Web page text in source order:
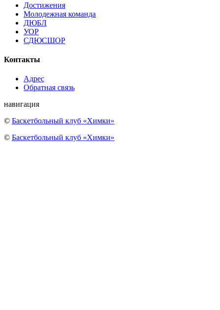
Достижения
Молодежная команда
ДЮБЛ
УОР
СДЮСШОР
Контакты
Адрес
Обратная связь
навигация
© Баскетбольный клуб «Химки»
© Баскетбольный клуб «Химки»